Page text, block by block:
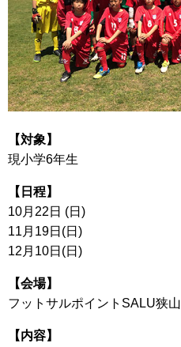
【対象】
現小学6年生
【日程】
10月22日 (日)
11月19日(日)
12月10日(日)
【会場】
フットサルポイントSALU狭山
【内容】